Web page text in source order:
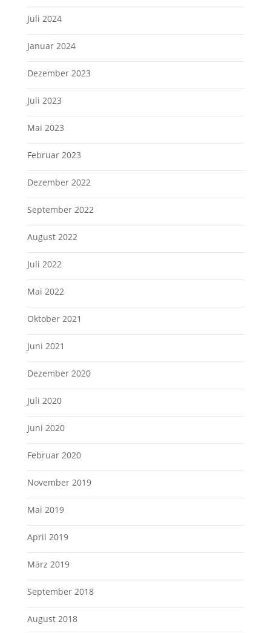
Juli 2024
Januar 2024
Dezember 2023
Juli 2023
Mai 2023
Februar 2023
Dezember 2022
September 2022
August 2022
Juli 2022
Mai 2022
Oktober 2021
Juni 2021
Dezember 2020
Juli 2020
Juni 2020
Februar 2020
November 2019
Mai 2019
April 2019
März 2019
September 2018
August 2018